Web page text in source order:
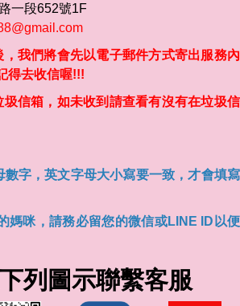
一段652號1F
我們將會先以電子郵件方式寄出服務內
得去收信喔!!!
信箱，如未收到請查看有沒有在垃圾信
數字，英文字母大小寫要一致，才會填寫
媽咪，請務必留您的微信或LINE ID以便
列圖示聯繫客服